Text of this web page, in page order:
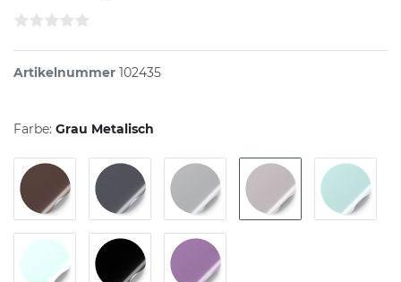
Artikelnummer 102435
Farbe: Grau Metalisch